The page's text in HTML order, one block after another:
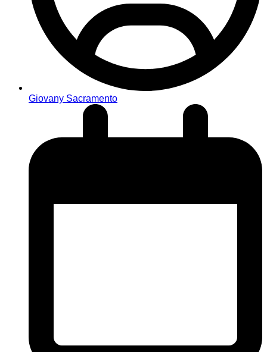
Giovany Sacramento